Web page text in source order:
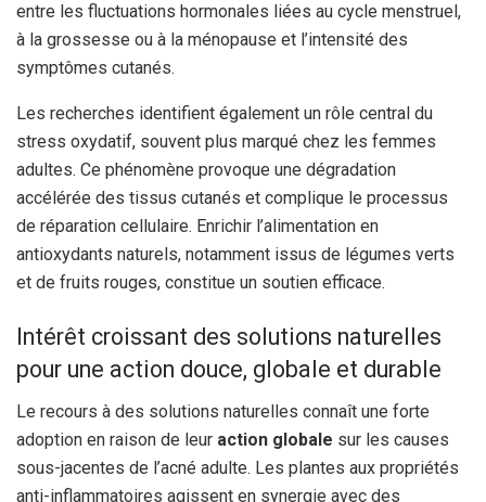
entre les fluctuations hormonales liées au cycle menstruel,
à la grossesse ou à la ménopause et l’intensité des
symptômes cutanés.
Les recherches identifient également un rôle central du
stress oxydatif, souvent plus marqué chez les femmes
adultes. Ce phénomène provoque une dégradation
accélérée des tissus cutanés et complique le processus
de réparation cellulaire. Enrichir l’alimentation en
antioxydants naturels, notamment issus de légumes verts
et de fruits rouges, constitue un soutien efficace.
Intérêt croissant des solutions naturelles
pour une action douce, globale et durable
Le recours à des solutions naturelles connaît une forte
adoption en raison de leur action globale sur les causes
sous-jacentes de l’acné adulte. Les plantes aux propriétés
anti-inflammatoires agissent en synergie avec des